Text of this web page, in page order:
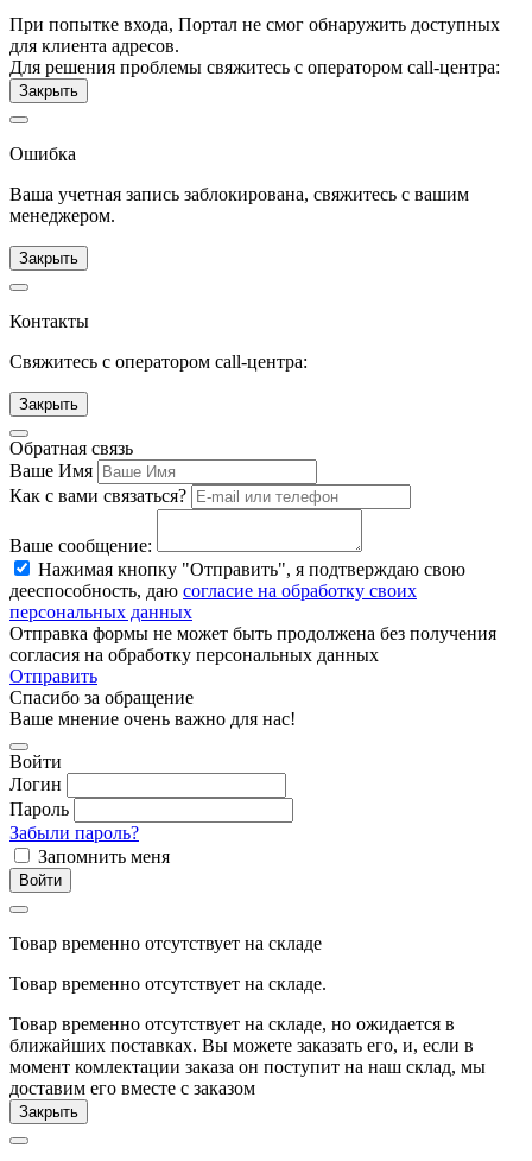
При попытке входа, Портал не смог обнаружить доступных
для клиента адресов.
Для решения проблемы свяжитесь с оператором call-центра:
Закрыть
Ошибка
Ваша учетная запись заблокирована, свяжитесь с вашим
менеджером.
Закрыть
Контакты
Свяжитесь с оператором call-центра:
Закрыть
Обратная связь
Ваше Имя
Как с вами связаться?
Ваше сообщение:
Нажимая кнопку "Отправить", я подтверждаю свою
дееспособность, даю согласие на обработку своих
персональных данных
Отправка формы не может быть продолжена без получения
согласия на обработку персональных данных
Отправить
Спасибо за обращение
Ваше мнение очень важно для нас!
Войти
Логин
Пароль
Забыли пароль?
Запомнить меня
Войти
Товар временно отсутствует на складе
Товар временно отсутствует на складе.
Товар временно отсутствует на складе, но ожидается в
ближайших поставках. Вы можете заказать его, и, если в
момент комлектации заказа он поступит на наш склад, мы
доставим его вместе с заказом
Закрыть